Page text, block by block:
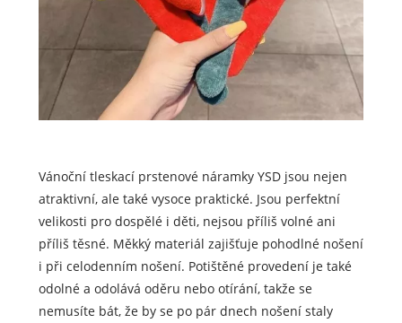
Vánoční tleskací prstenové náramky YSD jsou nejen
atraktivní, ale také vysoce praktické. Jsou perfektní
velikosti pro dospělé i děti, nejsou příliš volné ani
příliš těsné. Měkký materiál zajišťuje pohodlné nošení
i při celodenním nošení. Potištěné provedení je také
odolné a odolává oděru nebo otírání, takže se
nemusíte bát, že by se po pár dnech nošení staly